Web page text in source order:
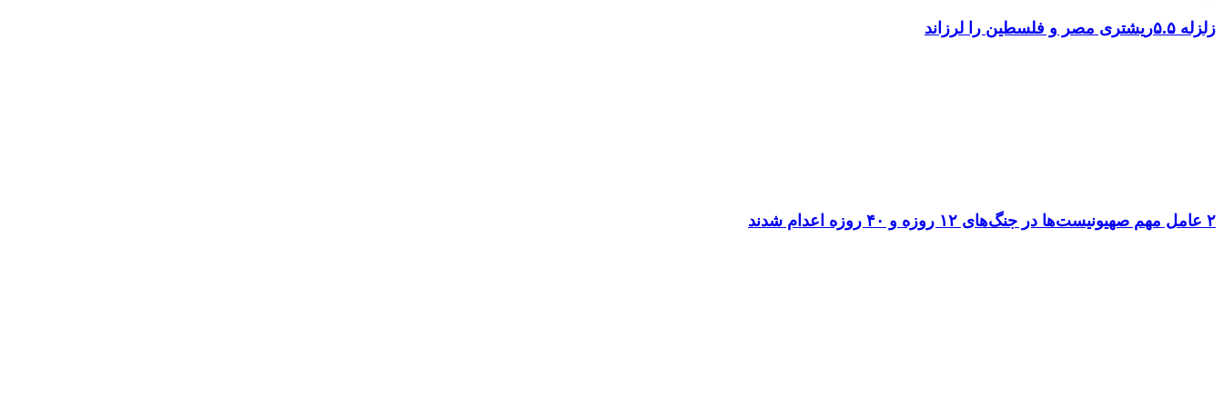
زلزله ۵.۵ریشتری مصر و فلسطین را لرزاند
۲ عامل مهم صهیونیست‌ها در جنگ‌های ۱۲ روزه و ۴۰ روزه اعدام شدند